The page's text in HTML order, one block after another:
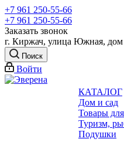
+7 961 250-55-66
+7 961 250-55-66
Заказать звонок
г. Киржач, улица Южная, дом
Поиск
Войти
КАТАЛОГ
Дом и сад
Товары
Туризм,
Подушки